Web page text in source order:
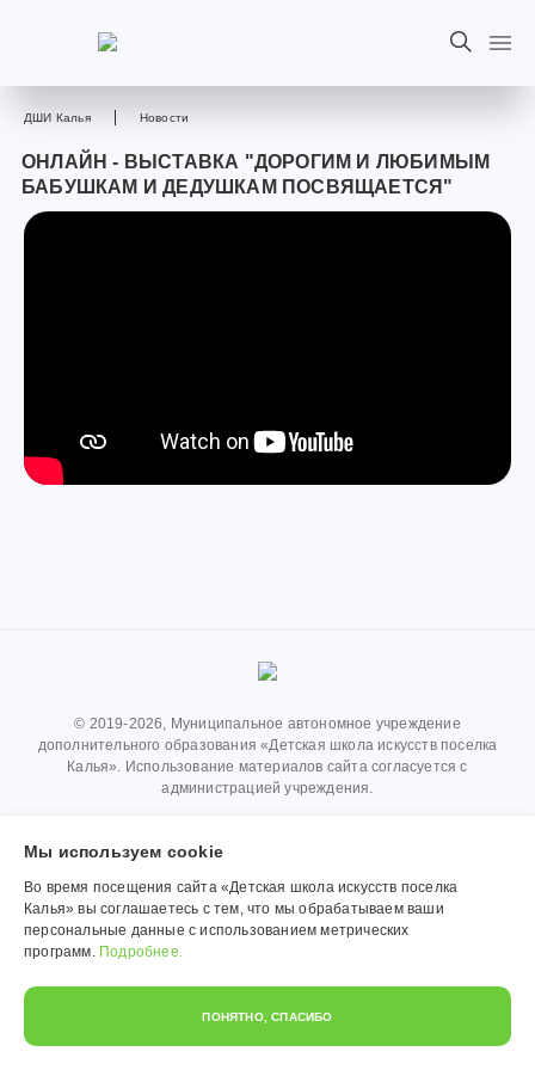
ДШИ Калья Новости
ОНЛАЙН - ВЫСТАВКА "ДОРОГИМ И ЛЮБИМЫМ
БАБУШКАМ И ДЕДУШКАМ ПОСВЯЩАЕТСЯ"
© 2019-2026, Муниципальное автономное учреждение
дополнительного образования «Детская школа искусств поселка
Калья». Использование материалов сайта согласуется с
администрацией учреждения.
Политика конфиденциальности
Мы используем сookie
Во время посещения сайта «Детская школа искусств поселка
Калья» вы соглашаетесь с тем, что мы обрабатываем ваши
персональные данные с использованием метрических
программ. Подробнее.
ПОНЯТНО, СПАСИБО